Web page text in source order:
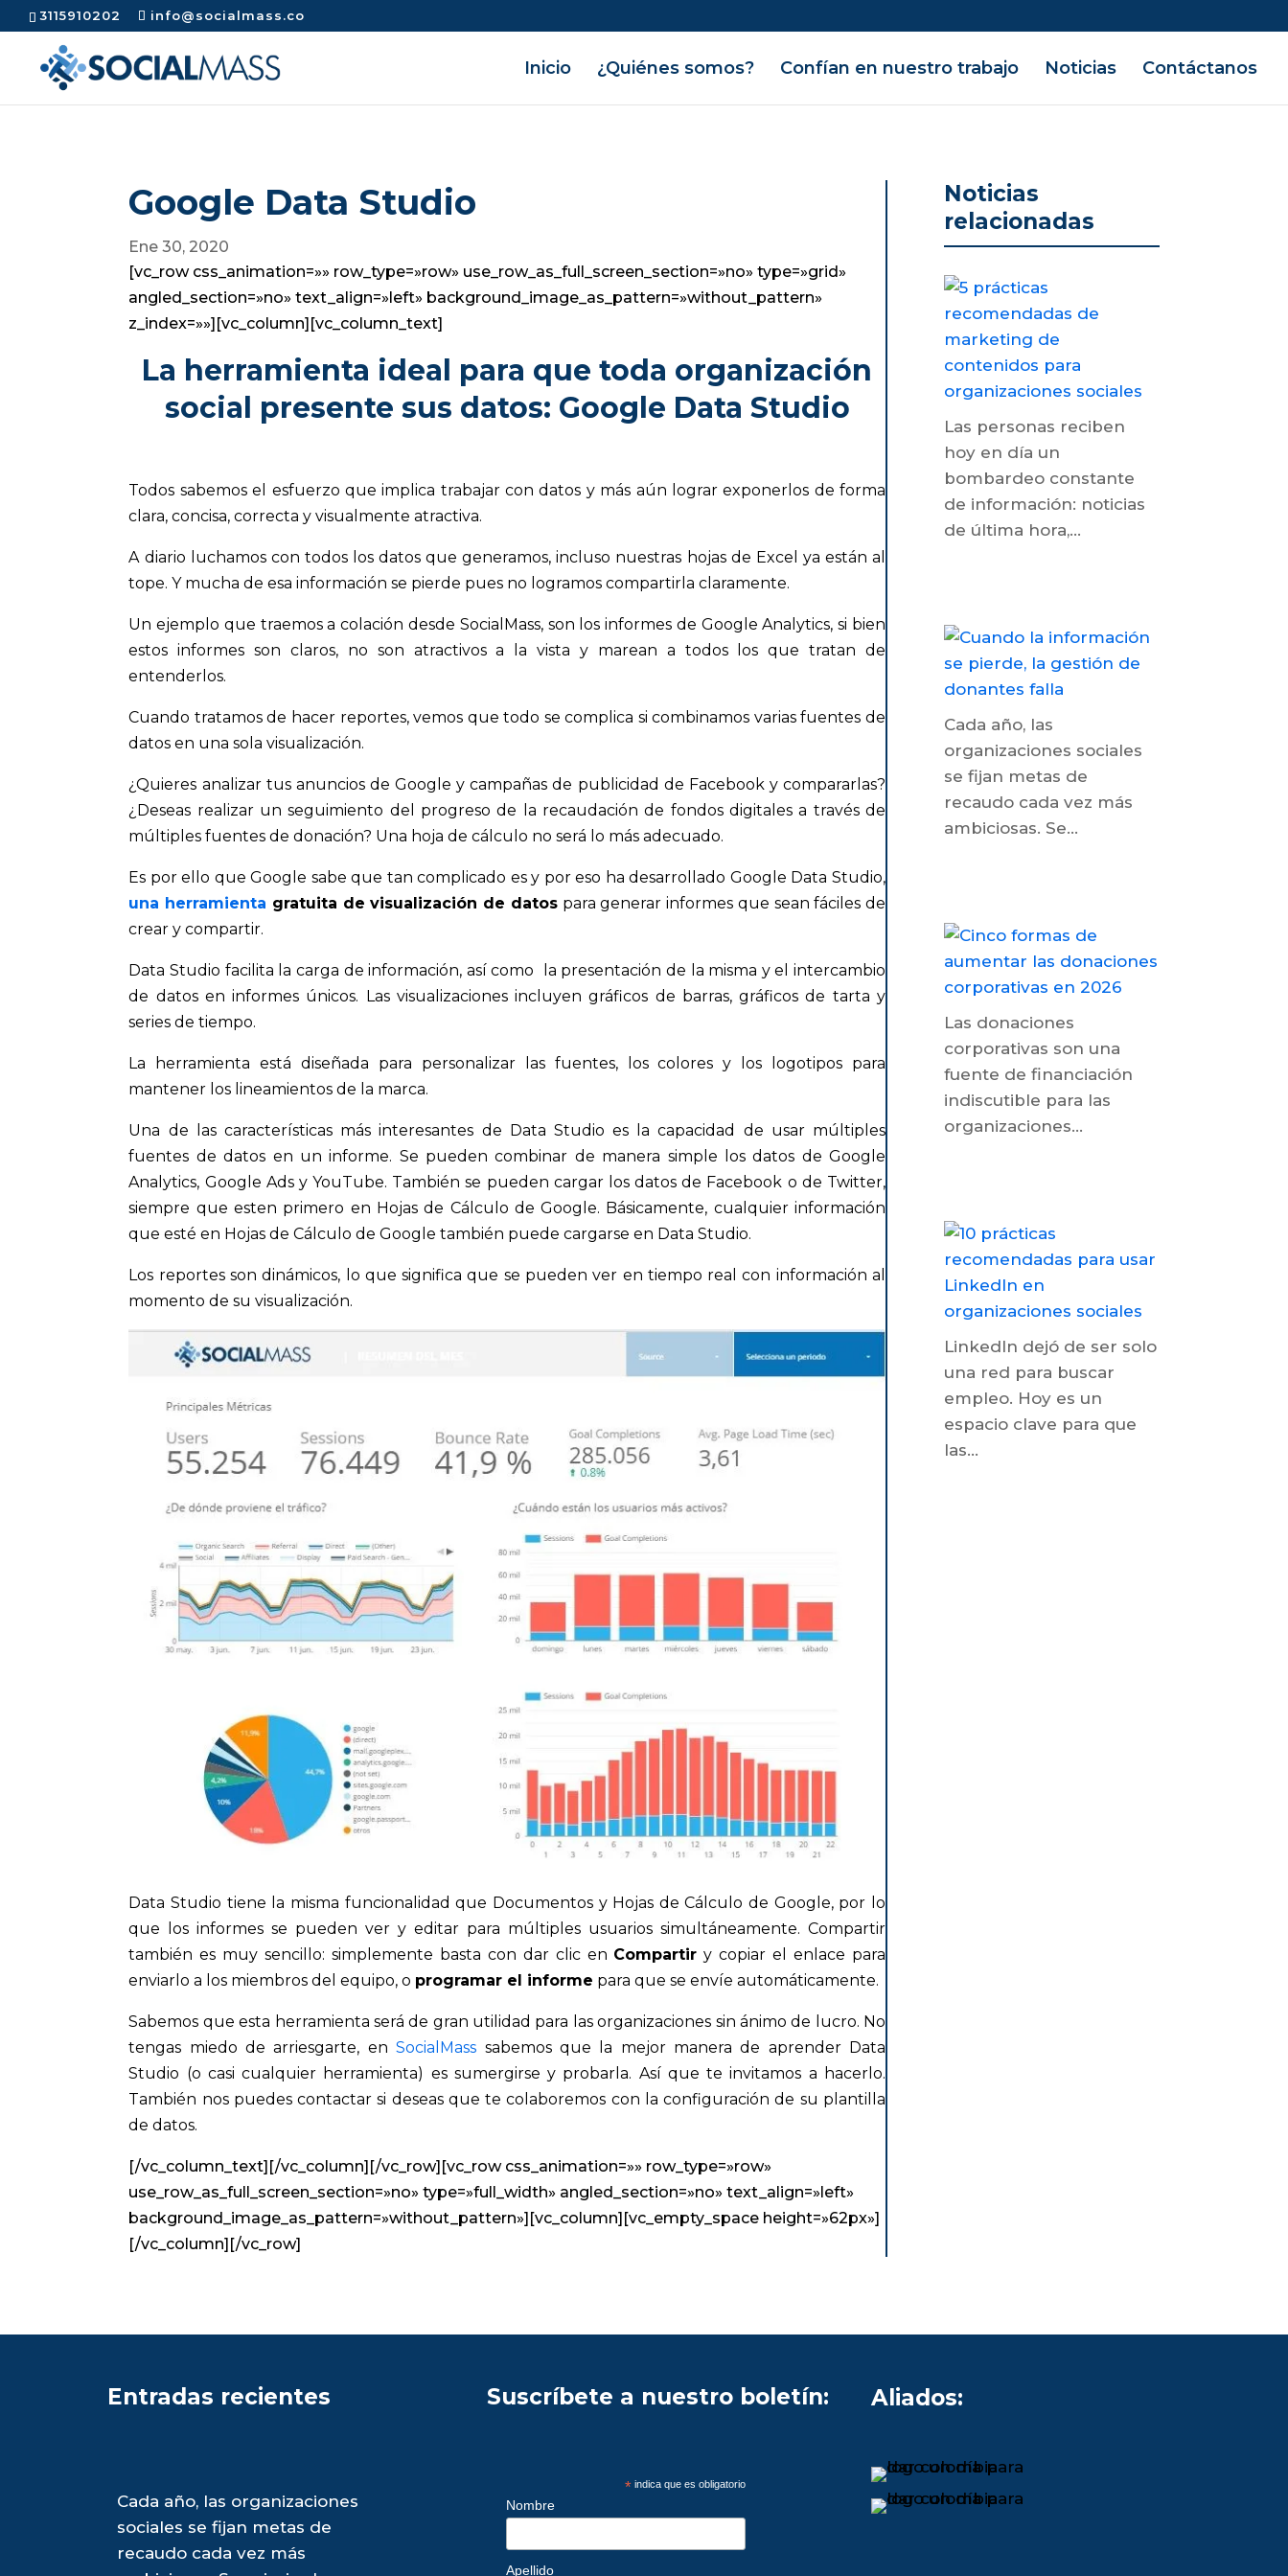
3115910202 info@socialmass.co
Inicio ¿Quiénes somos? Confían en nuestro trabajo Noticias Contáctanos
Google Data Studio
Ene 30, 2020
[vc_row css_animation=»» row_type=»row» use_row_as_full_screen_section=»no» type=»grid»
angled_section=»no» text_align=»left» background_image_as_pattern=»without_pattern»
z_index=»»][vc_column][vc_column_text]
La herramienta ideal para que toda organización
social presente sus datos: Google Data Studio
Todos sabemos el esfuerzo que implica trabajar con datos y más aún lograr exponerlos de forma
clara, concisa, correcta y visualmente atractiva.
A diario luchamos con todos los datos que generamos, incluso nuestras hojas de Excel ya están al
tope. Y mucha de esa información se pierde pues no logramos compartirla claramente.
Un ejemplo que traemos a colación desde SocialMass, son los informes de Google Analytics, si bien
estos informes son claros, no son atractivos a la vista y marean a todos los que tratan de
entenderlos.
Cuando tratamos de hacer reportes, vemos que todo se complica si combinamos varias fuentes de
datos en una sola visualización.
¿Quieres analizar tus anuncios de Google y campañas de publicidad de Facebook y compararlas?
¿Deseas realizar un seguimiento del progreso de la recaudación de fondos digitales a través de
múltiples fuentes de donación? Una hoja de cálculo no será lo más adecuado.
Es por ello que Google sabe que tan complicado es y por eso ha desarrollado Google Data Studio,
una herramienta gratuita de visualización de datospara generar informes que sean fáciles de
crear y compartir.
Data Studio facilita la carga de información, así como la presentación de la misma y el intercambio
de datos en informes únicos. Las visualizaciones incluyen gráficos de barras, gráficos de tarta y
series de tiempo.
La herramienta está diseñada para personalizar las fuentes, los colores y los logotipos para
mantener los lineamientos de la marca.
Una de las características más interesantes de Data Studio es la capacidad de usar múltiples
fuentes de datos en un informe. Se pueden combinar de manera simple los datos de Google
Analytics, Google Ads y YouTube. También se pueden cargar los datos de Facebook o de Twitter,
siempre que esten primero en Hojas de Cálculo de Google. Básicamente, cualquier información
que esté en Hojas de Cálculo de Google también puede cargarse en Data Studio.
Los reportes son dinámicos, lo que significa que se pueden ver en tiempo real con información al
momento de su visualización.
Data Studio tiene la misma funcionalidad que Documentos y Hojas de Cálculo de Google, por lo
que los informes se pueden ver y editar para múltiples usuarios simultáneamente. Compartir
también es muy sencillo: simplemente basta con dar clic en Compartir y copiar el enlace para
enviarlo a los miembros del equipo, o programar el informe para que se envíe automáticamente.
Sabemos que esta herramienta será de gran utilidad para las organizaciones sin ánimo de lucro. No
tengas miedo de arriesgarte, enSocialMass sabemos que la mejor manera de aprender Data
Studio (o casi cualquier herramienta) es sumergirse y probarla. Así que te invitamos a hacerlo.
También nos puedes contactar si deseas que te colaboremos con la configuración de su plantilla
de datos.
[/vc_column_text][/vc_column][/vc_row][vc_row css_animation=»» row_type=»row»
use_row_as_full_screen_section=»no» type=»full_width» angled_section=»no» text_align=»left»
background_image_as_pattern=»without_pattern»][vc_column][vc_empty_space height=»62px»]
[/vc_column][/vc_row]
Noticias
relacionadas
Las personas reciben
hoy en día un
bombardeo constante
de información: noticias
de última hora,...
Cada año, las
organizaciones sociales
se fijan metas de
recaudo cada vez más
ambiciosas. Se...
Las donaciones
corporativas son una
fuente de financiación
indiscutible para las
organizaciones...
LinkedIn dejó de ser solo
una red para buscar
empleo. Hoy es un
espacio clave para que
las...
Entradas recientes
Cada año, las organizaciones
sociales se fijan metas de
recaudo cada vez más
Las donaciones corporativas
financiación indiscutible para
LinkedIn dejó de ser solo una
Suscríbete a nuestro boletín:
* indica que es obligatorio
Nombre
Apellido
Aliados: